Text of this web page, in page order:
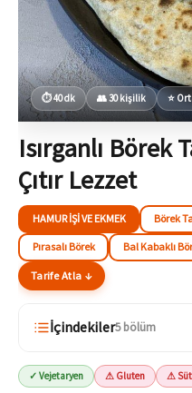
⏱ 40 dk 👥 30 kişilik ⭐
Isırganlı Börek
Çıtır Lezzet
HAMUR İŞI VE EKMEK Börek
Pırasalı Börek Bal Kabaklı
Tarife Atla ↓
İçindekiler5 bölüm
✓ Vejetaryen ⚠ Gluten ⚠ Süt